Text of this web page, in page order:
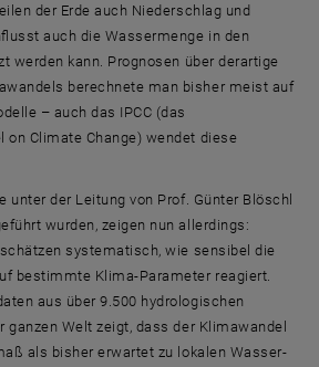
der Erde auch Niederschlag und
auch die Wassermenge in den
werden kann. Prognosen über derartige
berechnete man bisher meist auf
– auch das IPCC (das
on Climate Change) wendet diese
unter der Leitung von Prof. Günter Blöschl
wurden, zeigen nun allerdings:
systematisch, wie sensibel die
bestimmte Klima-Parameter reagiert.
aus über 9.500 hydrologischen
ganzen Welt zeigt, dass der Klimawandel
als bisher erwartet zu lokalen Wasser-